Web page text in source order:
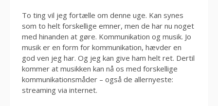
To ting vil jeg fortælle om denne uge. Kan synes
som to helt forskellige emner, men de har nu noget
med hinanden at gøre. Kommunikation og musik. Jo
musik er en form for kommunikation, hævder en
god ven jeg har. Og jeg kan give ham helt ret. Dertil
kommer at musikken kan nå os med forskellige
kommunikationsmåder – også de allernyeste:
streaming via internet.